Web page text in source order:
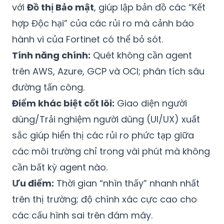
với Đồ thị Bảo mật, giúp lập bản đồ các “Kết
hợp Độc hại” của các rủi ro mà cảnh báo
hành vi của Fortinet có thể bỏ sót.
Tính năng chính: Quét không cần agent
trên AWS, Azure, GCP và OCI; phân tích sâu
đường tấn công.
Điểm khác biệt cốt lõi: Giao diện người
dùng/Trải nghiệm người dùng (UI/UX) xuất
sắc giúp hiển thị các rủi ro phức tạp giữa
các môi trường chỉ trong vài phút mà không
cần bất kỳ agent nào.
Ưu điểm: Thời gian “nhìn thấy” nhanh nhất
trên thị trường; độ chính xác cực cao cho
các cấu hình sai trên đám mây.